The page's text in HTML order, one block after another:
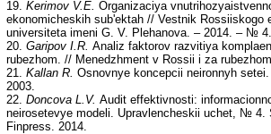
19. Kerimov V.E. Organizaciya
ekonomicheskih sub'ektah // Vestnik Rossiiskogo
universiteta imeni G. V. Plehanova. – 2014. – № 4.
20. Garipov I.R. Analiz faktorov razvitiya
rubezhom. // Menedzhment v Rossii i za
21. Kallan R Osnovnye koncepcii neironnyh
2003.
22. Doncova L.V. Audit effektivnosti:
neirosetevye modeli. Upravlencheskii uchet, № 4.
Finpress. 2014.